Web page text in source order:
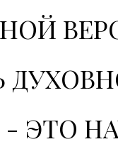
- ЭТО